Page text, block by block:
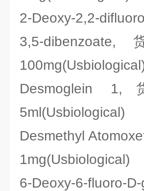
2-Deoxy-2,2-
3,5-
Desmoglein
5ml(Usbiological)
Desmethyl
1mg(Usbiological)
6-Deoxy-6-fluoro-